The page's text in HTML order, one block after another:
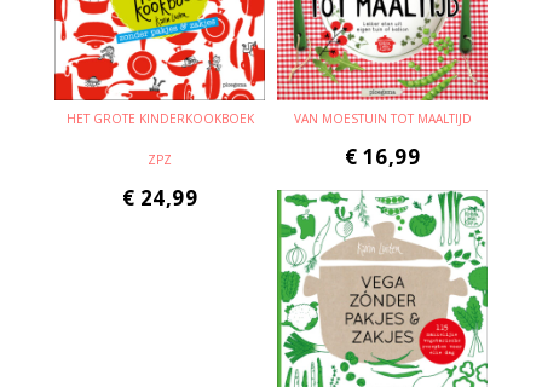
HET GROTE KINDERKOOKBOEK
ZPZ
€ 24,99
VAN MOESTUIN TOT MAALTIJD
€ 16,99